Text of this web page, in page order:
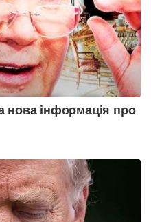
нова інформація про